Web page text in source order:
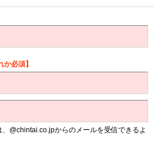
か必須】
@chintai.co.jpからのメールを受信できるよ